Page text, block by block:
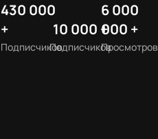
430 000
+
Подписчиков
10 000 +
Подписчиков
6 000
000 +
Просмотров